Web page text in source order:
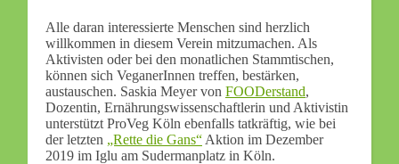
Alle daran interessierte Menschen sind herzlich
willkommen in diesem Verein mitzumachen. Als
Aktivisten oder bei den monatlichen Stammtischen,
können sich VeganerInnen treffen, bestärken,
austauschen. Saskia Meyer von FOODerstand,
Dozentin, Ernährungswissenschaftlerin und Aktivistin
unterstützt ProVeg Köln ebenfalls tatkräftig, wie bei
der letzten „Rette die Gans“ Aktion im Dezember
2019 im Iglu am Sudermanplatz in Köln.